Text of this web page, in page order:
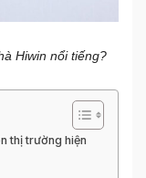
Hiwin nổi tiếng?
thị trường hiện